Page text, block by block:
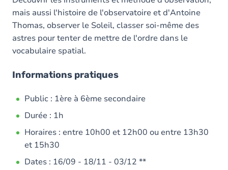
mais aussi l'histoire de l'observatoire et d'Antoine
Thomas, observer le Soleil, classer soi-même des
astres pour tenter de mettre de l'ordre dans le
vocabulaire spatial.
Informations pratiques
Public : 1ère à 6ème secondaire
Durée : 1h
Horaires : entre 10h00 et 12h00 ou entre 13h30
et 15h30
Dates : 16/09 - 18/11 - 03/12 **